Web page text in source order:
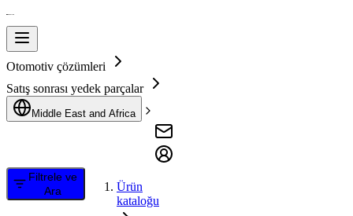
Otomotiv çözümleri
Satış sonrası yedek parçalar
Middle East and Africa
Filtrele ve
Ara
Ürün
kataloğu